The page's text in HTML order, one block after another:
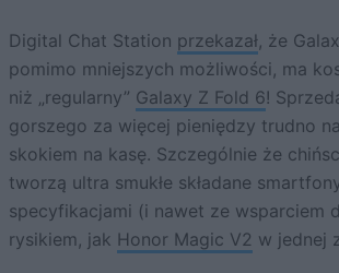
Digital Chat Station przekazał, że
pomimo mniejszych możliwości, ma
niż „regularny” Galaxy Z Fold 6!
gorszego za więcej pieniędzy trudno
skokiem na kasę. Szczególnie że
tworzą ultra smukłe składane
specyfikacjami (i nawet ze wsparciem
rysikiem, jak Honor Magic V2 w jednej